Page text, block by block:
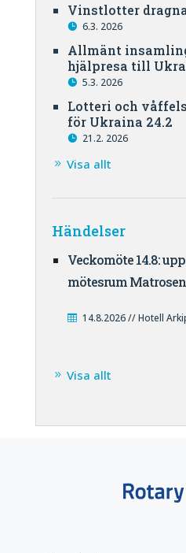
Vinstlotter
6.3. 2026
Allmänt
hjälpresa till
5.3. 2026
Lotteri och
för Ukraina 24.2
21.2. 2026
Visa allt
Händelser
Veckomöte 14.8:
mötesrum Matrosen
14.8.2026 // Hotell
Visa allt